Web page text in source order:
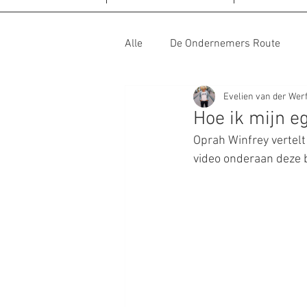
Alle De Ondernemers Route
De Eropuit Route De
De Ontspannen Route De
Hoe ik mijn
Evelien van der
Oprah Winfrey
video onderaan